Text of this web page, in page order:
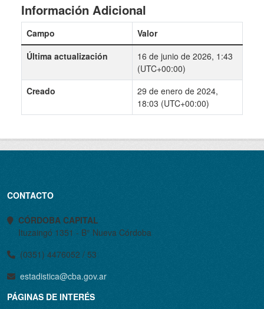
Información Adicional
Campo
Valor
Última actualización
16 de junio de 2026, 1:43
(UTC+00:00)
Creado
29 de enero de 2024,
18:03 (UTC+00:00)
CONTACTO
CÓRDOBA CAPITAL
Ituzaingó 1351 - B° Nueva Córdoba
(0351) 4476052 / 53
estadistica@cba.gov.ar
PÁGINAS DE INTERÉS